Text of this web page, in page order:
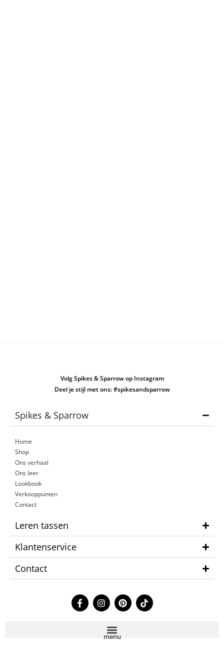
Volg Spikes & Sparrow op Instagram
Deel je stijl met ons: #spikesandsparrow
Spikes & Sparrow
Home
Shop
Ons verhaal
Ons leer
Lookbook
Verkooppunten
Contact
Leren tassen
Klantenservice
Contact
F
a
c
I
n
s
g
P
i
n
T
i
k
menu